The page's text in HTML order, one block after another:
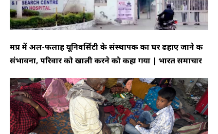
मप्र में अल-फलाह यूनिवर्सिटी के संस्थापक का घर ढहाए जाने की
संभावना, परिवार को खाली करने को कहा गया | भारत समाचार